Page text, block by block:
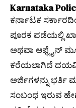
Karnataka
ಕರ್ನಾಟಕ
ಪೂರಕ ಪಡೆಯಲ್ಲಿ
ಅಥವಾ ಆಫ್ಲೈನ್
ಕರೆಯಲಾಗಿದೆ
ಅರ್ಜಿಗಳನ್ನು ಭರ್ತಿ
ಸಂಬಂಧ ಇರುವ